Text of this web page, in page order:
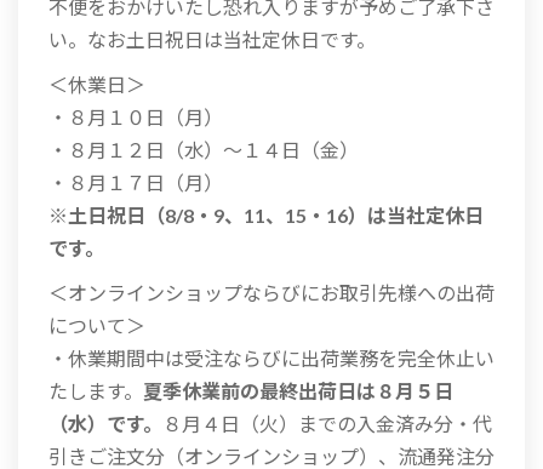
不便をおかけいたし恐れ入りますが予めご了承下さ
い。なお土日祝日は当社定休日です。
＜休業日＞
・８月１０日（月）
・８月１２日（水）～１４日（金）
・８月１７日（月）
※土日祝日（8/8・9、11、15・16）は当社定休日
です。
＜オンラインショップならびにお取引先様への出荷
について＞
・休業期間中は受注ならびに出荷業務を完全休止い
たします。 夏季休業前の最終出荷日は８月５日
（水）です。
８月４日（火）までの入金済み分・代
引きご注文分（オンラインショップ）、流通発注分